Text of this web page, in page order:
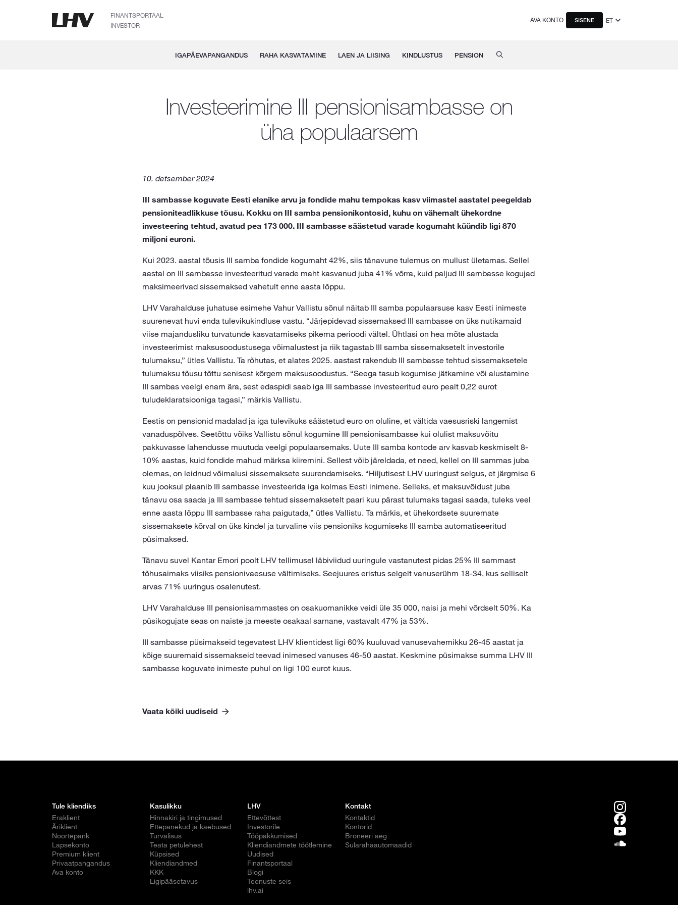
FINANTSPORTAAL
INVESTOR
AVA KONTO SISENE ET
IGAPÄEVAPANGANDUS RAHA KASVATAMINE LAEN JA LIISING KINDLUSTUS PENSION
Investeerimine III pensionisambasse on
üha populaarsem
10. detsember 2024
III sambasse koguvate Eesti elanike arvu ja fondide mahu tempokas kasv viimastel aastatel peegeldab
pensioniteadlikkuse tõusu. Kokku on III samba pensionikontosid, kuhu on vähemalt ühekordne
investeering tehtud, avatud pea 173 000. III sambasse säästetud varade kogumaht küündib ligi 870
miljoni euroni.
Kui 2023. aastal tõusis III samba fondide kogumaht 42%, siis tänavune tulemus on mullust ületamas. Sellel
aastal on III sambasse investeeritud varade maht kasvanud juba 41% võrra, kuid paljud III sambasse kogujad
maksimeerivad sissemaksed vahetult enne aasta lõppu.
LHV Varahalduse juhatuse esimehe Vahur Vallistu sõnul näitab III samba populaarsuse kasv Eesti inimeste
suurenevat huvi enda tulevikukindluse vastu. “Järjepidevad sissemaksed III sambasse on üks nutikamaid
viise majandusliku turvatunde kasvatamiseks pikema perioodi vältel. Ühtlasi on hea mõte alustada
investeerimist maksusoodustusega võimalustest ja riik tagastab III samba sissemaksetelt investorile
tulumaksu,” ütles Vallistu. Ta rõhutas, et alates 2025. aastast rakendub III sambasse tehtud sissemaksetele
tulumaksu tõusu tõttu senisest kõrgem maksusoodustus. “Seega tasub kogumise jätkamine või alustamine
III sambas veelgi enam ära, sest edaspidi saab iga III sambasse investeeritud euro pealt 0,22 eurot
tuludeklaratsiooniga tagasi,” märkis Vallistu.
Eestis on pensionid madalad ja iga tulevikuks säästetud euro on oluline, et vältida vaesusriski langemist
vanaduspõlves. Seetõttu võiks Vallistu sõnul kogumine III pensionisambasse kui olulist maksuvõitu
pakkuvasse lahendusse muutuda veelgi populaarsemaks. Uute III samba kontode arv kasvab keskmiselt 8-
10% aastas, kuid fondide mahud märksa kiiremini. Sellest võib järeldada, et need, kellel on III sammas juba
olemas, on leidnud võimalusi sissemaksete suurendamiseks. “Hiljutisest LHV uuringust selgus, et järgmise 6
kuu jooksul plaanib III sambasse investeerida iga kolmas Eesti inimene. Selleks, et maksuvõidust juba
tänavu osa saada ja III sambasse tehtud sissemaksetelt paari kuu pärast tulumaks tagasi saada, tuleks veel
enne aasta lõppu III sambasse raha paigutada,” ütles Vallistu. Ta märkis, et ühekordsete suuremate
sissemaksete kõrval on üks kindel ja turvaline viis pensioniks kogumiseks III samba automatiseeritud
püsimaksed.
Tänavu suvel Kantar Emori poolt LHV tellimusel läbiviidud uuringule vastanutest pidas 25% III sammast
tõhusaimaks viisiks pensionivaesuse vältimiseks. Seejuures eristus selgelt vanuserühm 18-34, kus selliselt
arvas 71% uuringus osalenutest.
LHV Varahalduse III pensionisammastes on osakuomanikke veidi üle 35 000, naisi ja mehi võrdselt 50%. Ka
püsikogujate seas on naiste ja meeste osakaal sarnane, vastavalt 47% ja 53%.
III sambasse püsimakseid tegevatest LHV klientidest ligi 60% kuuluvad vanusevahemikku 26-45 aastat ja
kõige suuremaid sissemakseid teevad inimesed vanuses 46-50 aastat. Keskmine püsimakse summa LHV III
sambasse koguvate inimeste puhul on ligi 100 eurot kuus.
Vaata kõiki uudiseid
Tule kliendiks
Eraklient
Äriklient
Noortepank
Lapsekonto
Premium klient
Privaatpangandus
Ava konto
Kasulikku
Hinnakiri ja tingimused
Ettepanekud ja kaebused
Turvalisus
Teata petulehest
Küpsised
Kliendiandmed
KKK
Ligipääsetavus
LHV
Ettevõttest
Investorile
Tööpakkumised
Kliendiandmete töötlemine
Uudised
Finantsportaal
Blogi
Teenuste seis
lhv.ai
Kontakt
Kontaktid
Kontorid
Broneeri aeg
Sularahaautomaadid